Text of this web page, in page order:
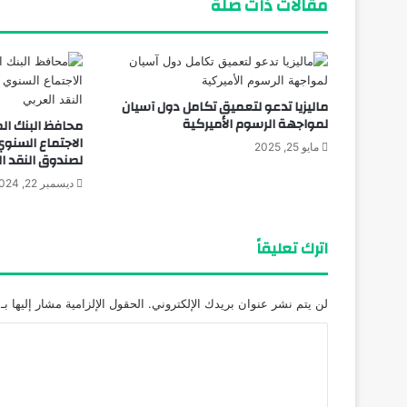
مقالات ذات صلة
ماليزيا تدعو لتعميق تكامل دول آسيان
لمواجهة الرسوم الأميركية
مايو 25, 2025
محافظ البنك
الاجتماع
لصندوق النقد
ديسمبر 22, 2024
اترك تعليقاً
لن يتم نشر عنوان بريدك الإلكتروني. الحقول الإلزامية مشار إليها بـ